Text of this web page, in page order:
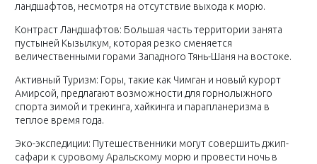
ландшафтов, несмотря на отсутствие выхода к морю.
Контраст Ландшафтов: Большая часть территории занята
пустыней Кызылкум, которая резко сменяется
величественными горами Западного Тянь-Шаня на востоке.
Активный Туризм: Горы, такие как Чимган и новый курорт
Амирсой, предлагают возможности для горнолыжного
спорта зимой и трекинга, хайкинга и парапланеризма в
теплое время года.
Эко-экспедиции: Путешественники могут совершить джип-
сафари к суровому Аральскому морю и провести ночь в